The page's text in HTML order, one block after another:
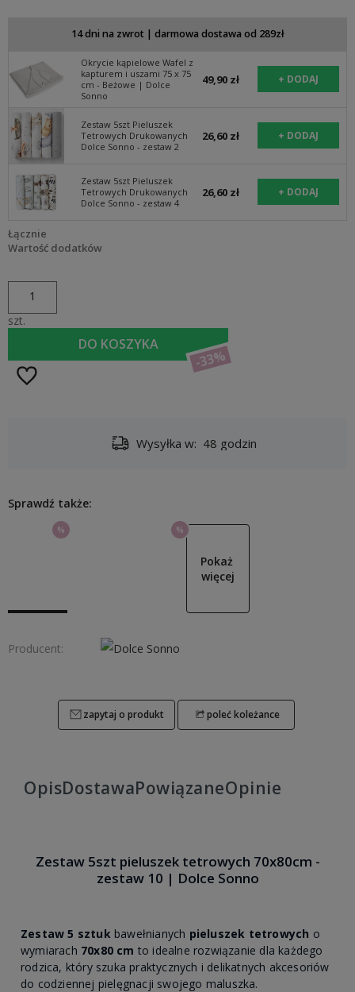
14 dni na zwrot | darmowa dostawa od 289zł
Okrycie kąpielowe Wafel z
kapturem i uszami 75 x 75
cm - Beżowe | Dolce
Sonno
49,90 zł
Zestaw 5szt Pieluszek
Tetrowych Drukowanych
Dolce Sonno - zestaw 2
26,60 zł
Zestaw 5szt Pieluszek
Tetrowych Drukowanych
Dolce Sonno - zestaw 4
26,60 zł
Łącznie
Wartość dodatków
szt.
DO KOSZYKA
-33%
Wysyłka w: 48 godzin
Sprawdź także:
% %
Pokaż
więcej
Producent:
zapytaj o produkt poleć koleżance
OpisDostawaPowiązaneOpinie
Zestaw 5szt pieluszek tetrowych 70x80cm -
zestaw 10 | Dolce Sonno
Zestaw 5 sztukbawełnianych pieluszek tetrowych o
wymiarach 70x80 cm to idealne rozwiązanie dla każdego
rodzica, który szuka praktycznych i delikatnych akcesoriów
do codziennej pielęgnacji swojego maluszka.